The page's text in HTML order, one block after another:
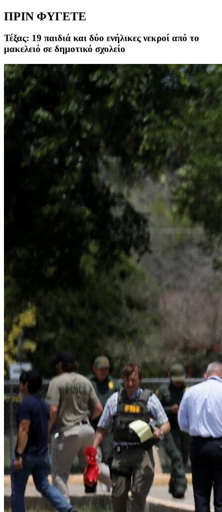
ΠΡΙΝ ΦΥΓΕΤΕ
Τέξας: 19 παιδιά και δύο ενήλικες νεκροί από το
μακελειό σε δημοτικό σχολείο